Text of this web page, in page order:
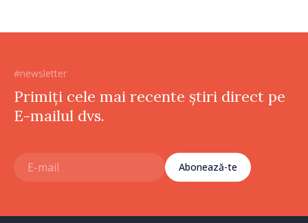
#newsletter
Primiți cele mai recente știri direct pe
E-mailul dvs.
Abonează-te